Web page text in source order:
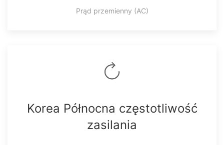
Prąd przemienny (AC)
Korea Północna częstotliwość
zasilania